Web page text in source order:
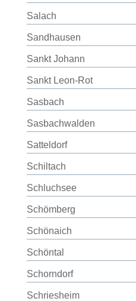
Salach
Sandhausen
Sankt Johann
Sankt Leon-Rot
Sasbach
Sasbachwalden
Satteldorf
Schiltach
Schluchsee
Schömberg
Schönaich
Schöntal
Schorndorf
Schriesheim